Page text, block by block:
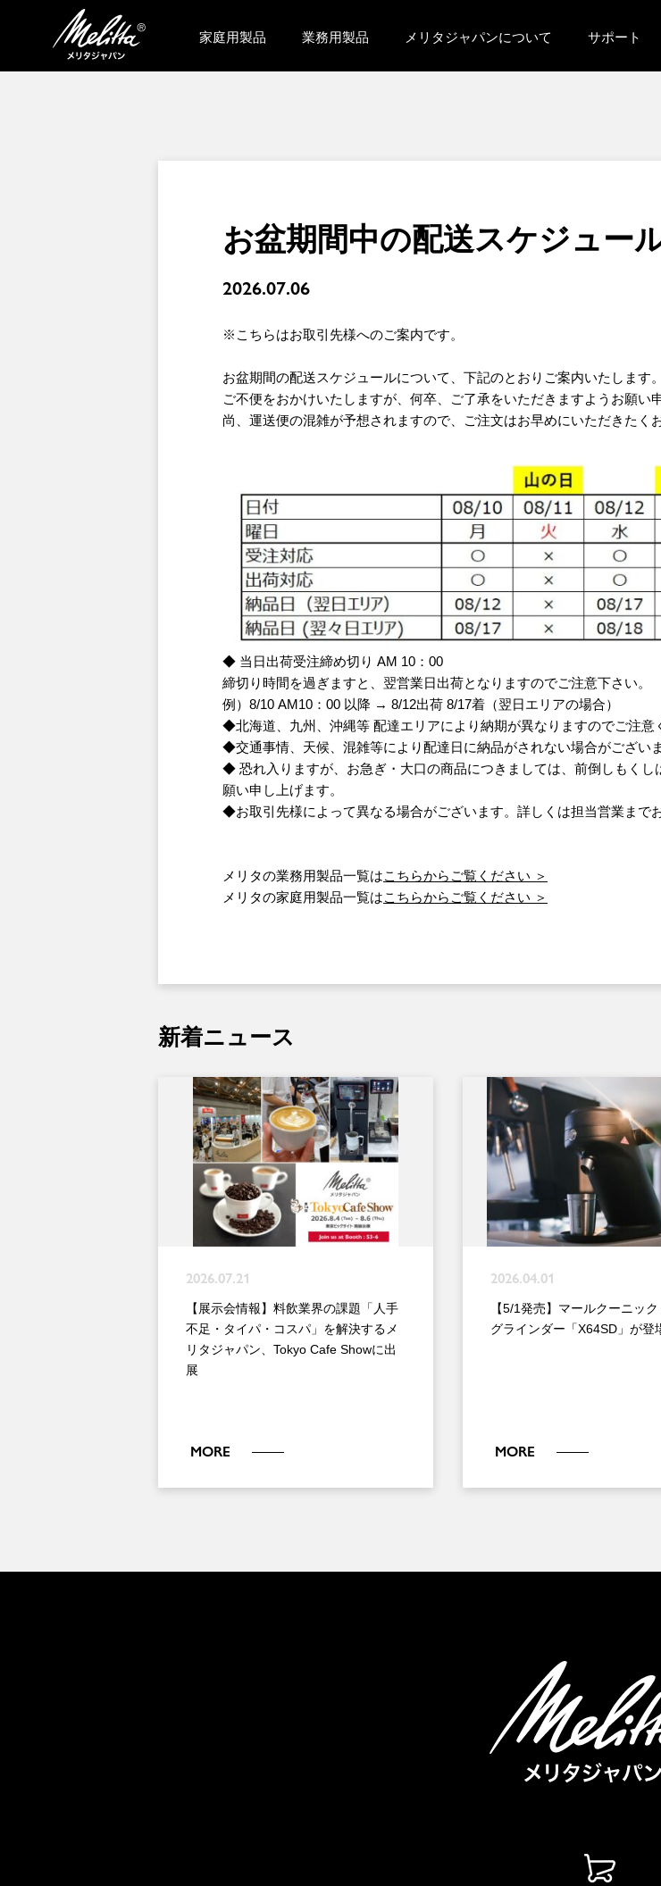
家庭用製品 業務用製品 メリタジャパンについて サポート
お盆期間中の配送スケジュー
2026.07.06
※こちらはお取引先様へのご案内です。
お盆期間の配送スケジュールについて、下記のとおりご案内いたします。
ご不便をおかけいたしますが、何卒、ご了承をいただきますようお願い
尚、運送便の混雑が予想されますので、ご注文はお早めにいただきたく
◆ 当日出荷受注締め切り AM 10：00
締切り時間を過ぎますと、翌営業日出荷となりますのでご注意下さい。
例）8/10 AM10：00 以降 → 8/12出荷 8/17着（翌日エリアの場合）
◆北海道、九州、沖縄等 配達エリアにより納期が異なりますのでご注意
◆交通事情、天候、混雑等により配達日に納品がされない場合がございま
◆ 恐れ入りますが、お急ぎ・大口の商品につきましては、前倒しもく
願い申し上げます。
◆お取引先様によって異なる場合がございます。詳しくは担当営業まで
メリタの業務用製品一覧はこちらからご覧ください ＞
メリタの家庭用製品一覧はこちらからご覧ください ＞
新着ニュース
2026.07.21
【展示会情報】料飲業界の課題「人手
不足・タイパ・コスパ」を解決するメ
リタジャパン、Tokyo Cafe Showに出
展
MORE
2026.04.01
【5/1発売】マールクーニッ
グラインダー「X64SD」が登
MORE